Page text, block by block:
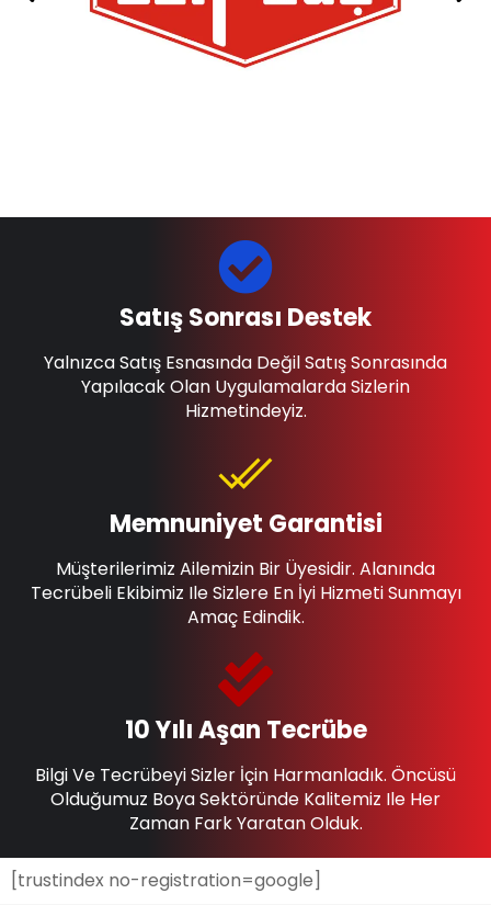
10 Yılı Aşan Tecrübe
Bilgi Ve Tecrübeyi Sizler İçin Harmanladık. Öncüsü
Olduğumuz Boya Sektöründe Kalitemiz Ile Her
Zaman Fark Yaratan Olduk.
Memnuniyet Garantisi
Müşterilerimiz Ailemizin Bir Üyesidir. Alanında
Tecrübeli Ekibimiz Ile Sizlere En İyi Hizmeti Sunmayı
Amaç Edindik.
Satış Sonrası Destek
Yalnızca Satış Esnasında Değil Satış Sonrasında
Yapılacak Olan Uygulamalarda Sizlerin
Hizmetindeyiz.
[trustindex no-registration=google]